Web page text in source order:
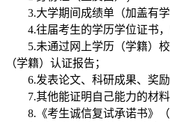
3.大学期间成绩单（加盖有学
4.往届考生的学历学位证书，
5.未通过网上学历（学籍）校
（学籍）认证报告；
6.发表论文、科研成果、奖励
7.其他能证明自己能力的材料
8.《考生诚信复试承诺书》（